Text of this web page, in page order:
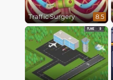
Traffic Surgery 8.5